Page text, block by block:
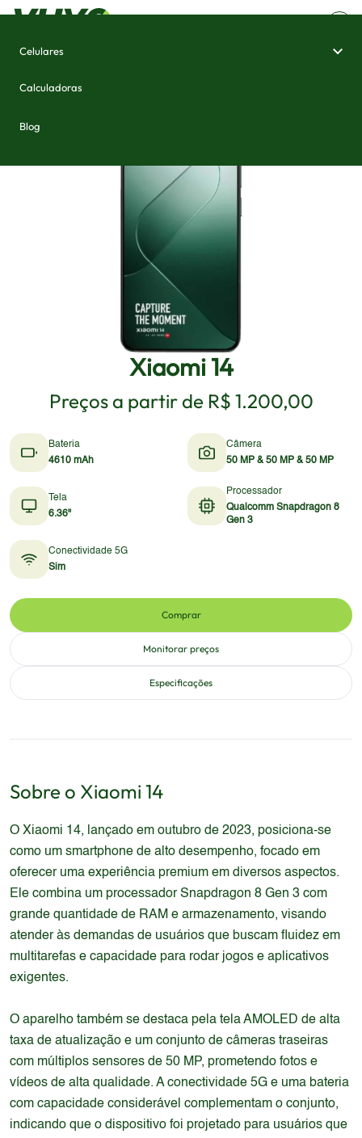
Celulares
Calculadoras
Blog
Xiaomi 14
Preços a partir de R$ 1.200,00
Bateria
4610 mAh
Câmera
50 MP & 50 MP & 50 MP
Tela
6.36"
Processador
Qualcomm Snapdragon 8
Gen 3
Conectividade 5G
Sim
Comprar
Monitorar preços
Especificações
Sobre o Xiaomi 14
O Xiaomi 14, lançado em outubro de 2023, posiciona-se
como um smartphone de alto desempenho, focado em
oferecer uma experiência premium em diversos aspectos.
Ele combina um processador Snapdragon 8 Gen 3 com
grande quantidade de RAM e armazenamento, visando
atender às demandas de usuários que buscam fluidez em
multitarefas e capacidade para rodar jogos e aplicativos
exigentes.
O aparelho também se destaca pela tela AMOLED de alta
taxa de atualização e um conjunto de câmeras traseiras
com múltiplos sensores de 50 MP, prometendo fotos e
vídeos de alta qualidade. A conectividade 5G e uma bateria
com capacidade considerável complementam o conjunto,
indicando que o dispositivo foi projetado para usuários que